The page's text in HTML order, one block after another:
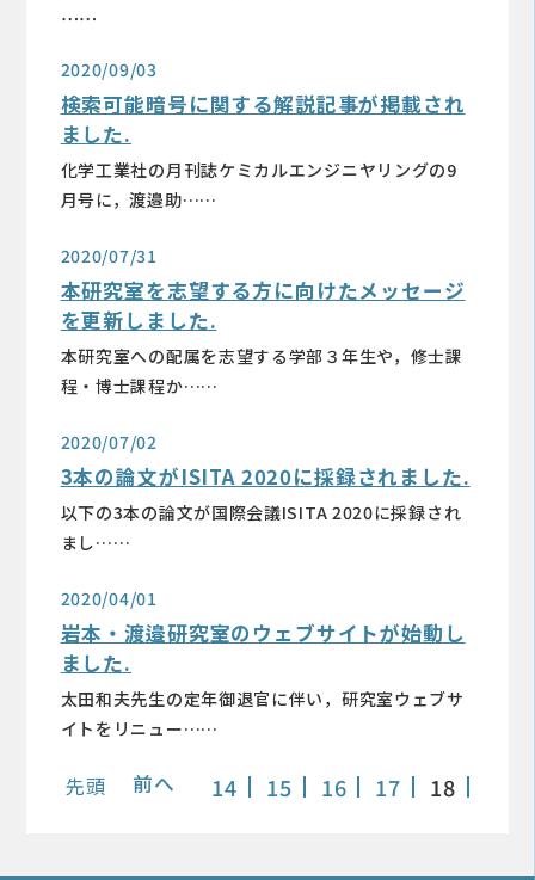
……
2020/09/03
検索可能暗号に関する解説記事が掲載され
ました.
化学工業社の月刊誌ケミカルエンジニヤリングの9
月号に，渡邉助……
2020/07/31
本研究室を志望する方に向けたメッセージ
を更新しました.
本研究室への配属を志望する学部３年生や，修士課
程・博士課程か……
2020/07/02
3本の論文がISITA 2020に採録されました.
以下の3本の論文が国際会議ISITA 2020に採録され
まし……
2020/04/01
岩本・渡邉研究室のウェブサイトが始動し
ました.
太田和夫先生の定年御退官に伴い，研究室ウェブサ
イトをリニュー……
先頭 前へ 14 15 16 17 18